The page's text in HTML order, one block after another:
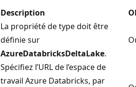
Description
La propriété de type doit être
définie sur
AzureDatabricksDeltaLake.
Spécifiez l’URL de l’espace de
travail Azure Databricks, par